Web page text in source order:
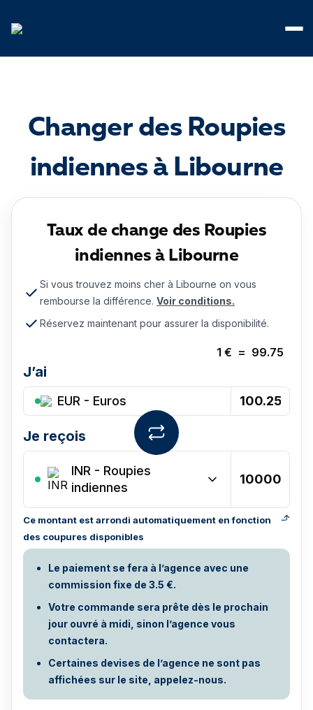
Changer des Roupies
indiennes à Libourne
Taux de change des Roupies
indiennes à Libourne
Si vous trouvez moins cher à Libourne on vous
rembourse la différence. Voir conditions.
Réservez maintenant pour assurer la disponibilité.
1 € = 99.75
J’ai
EUR - Euros
Je reçois
INR - Roupies
indiennes
Ce montant est arrondi automatiquement en fonction
des coupures disponibles
Le paiement se fera à l’agence avec une
commission fixe de 3.5 €.
Votre commande sera prête dès le prochain
jour ouvré à midi, sinon l’agence vous
contactera.
Certaines devises de l’agence ne sont pas
affichées sur le site, appelez-nous.